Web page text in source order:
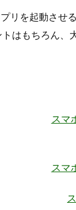
リを起動させ
トはもちろん
スマ
スマ